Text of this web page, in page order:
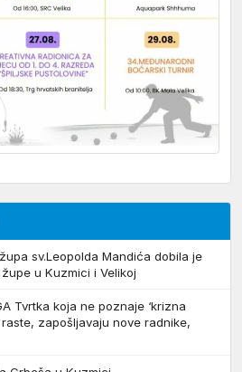
sv.Leopolda Mandića dobila je
u Kuzmici i Velikoj
Tvrtka koja ne poznaje ‘krizna
raste, zapošljavaju nove radnike,